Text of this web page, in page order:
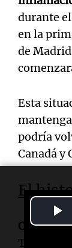
durante
en la
de
Esta
podría
Canadá y
El
Carlos
Tenis",